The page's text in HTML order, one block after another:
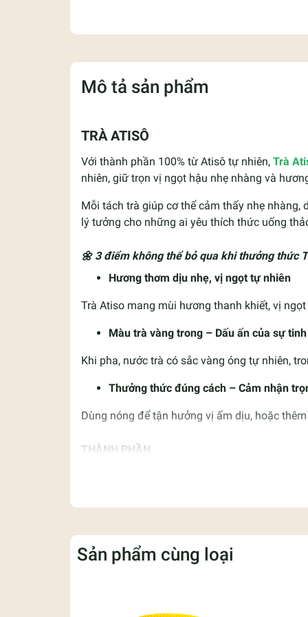
Mô tả sản phẩm
TRÀ ATISÔ
Với thành phần 100% từ Atisô tự nhiên, Trà
nhiên, giữ trọn vị ngọt hậu nhẹ nhàng và
Mỗi tách trà giúp cơ thể cảm thấy nhẹ
lý tưởng cho những ai yêu thích thức uống
🌼 3 điểm không thể bỏ qua khi thưởng thức
Hương thơm dịu nhẹ, vị ngọt tự nhiên
Trà Atiso mang mùi hương thanh khiết, vị
Màu trà vàng trong – Dấu ấn của sự
Khi pha, nước trà có sắc vàng óng tự nhiên,
Thưởng thức đúng cách – Cảm nhận
Dùng nóng để tận hưởng vị ấm dịu, hoặc
THÀNH PHẦN
QUY CÁCH ĐÓNG GÓI
HƯỚNG DẪN SỬ DỤNG
Sản phẩm cùng loại